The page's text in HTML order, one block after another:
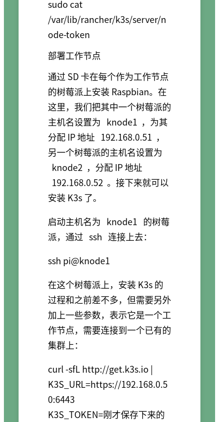
sudo cat
/var/lib/rancher/k3s/server/n
ode-token
部署工作节点
通过 SD 卡在每个作为工作节点
的树莓派上安装 Raspbian。在
这里，我们把其中一个树莓派的
主机名设置为 knode1 ，为其
分配 IP 地址 192.168.0.51 ，
另一个树莓派的主机名设置为
knode2 ，分配 IP 地址
192.168.0.52 。接下来就可以
安装 K3s 了。
启动主机名为 knode1 的树莓
派，通过 ssh 连接上去：
ssh pi@knode1
在这个树莓派上，安装 K3s 的
过程和之前差不多，但需要另外
加上一些参数，表示它是一个工
作节点，需要连接到一个已有的
集群上：
curl -sfL http://get.k3s.io |
K3S_URL=https://192.168.0.5
0:6443
K3S_TOKEN=刚才保存下来的